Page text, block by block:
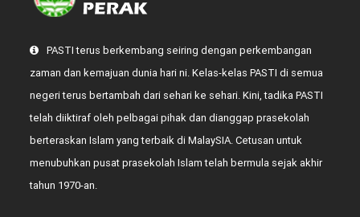
PASTI terus berkembang seiring dengan perkembangan
zaman dan kemajuan dunia hari ni. Kelas-kelas PASTI di semua
negeri terus bertambah dari sehari ke sehari. Kini, tadika PASTI
telah diiktiraf oleh pelbagai pihak dan dianggap prasekolah
berteraskan Islam yang terbaik di MalaySIA. Cetusan untuk
menubuhkan pusat prasekolah Islam telah bermula sejak akhir
tahun 1970-an.